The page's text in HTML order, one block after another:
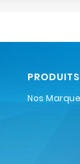
PRODUITS
Nos